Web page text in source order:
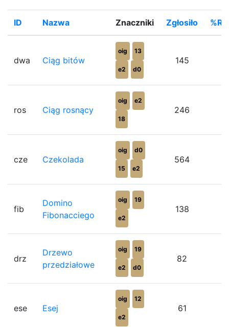
ID Nazwa Znaczniki Zgłosiło
dwa Ciąg bitów
oig 13
e2 d0
145
ros Ciąg rosnący
oig e2
18
246
cze Czekolada
oig d0
15 e2
564
fib
Domino
Fibonacciego
oig 19
e2
138
drz
Drzewo
przedziałowe
oig 19
e2 d0
82
ese Esej
oig 12
e2
61